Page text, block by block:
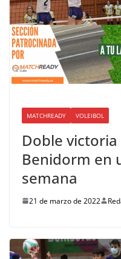
MATCHREADY VOLEIBOL
Doble victoria
Benidorm en
semana
21 de marzo de 2022